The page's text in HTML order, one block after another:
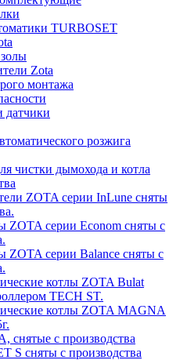
TURBOSET
Zota
монтажа
датчики
розжига
чистки дымохода и котла
ZOTA серии InLune сняты
ZOTA серии Econom сняты с
ZOTA серии Balance сняты с
котлы ZOTA Bulat
TECH ST.
котлы ZOTA MAGNA
снятые с производства
S сняты с производства